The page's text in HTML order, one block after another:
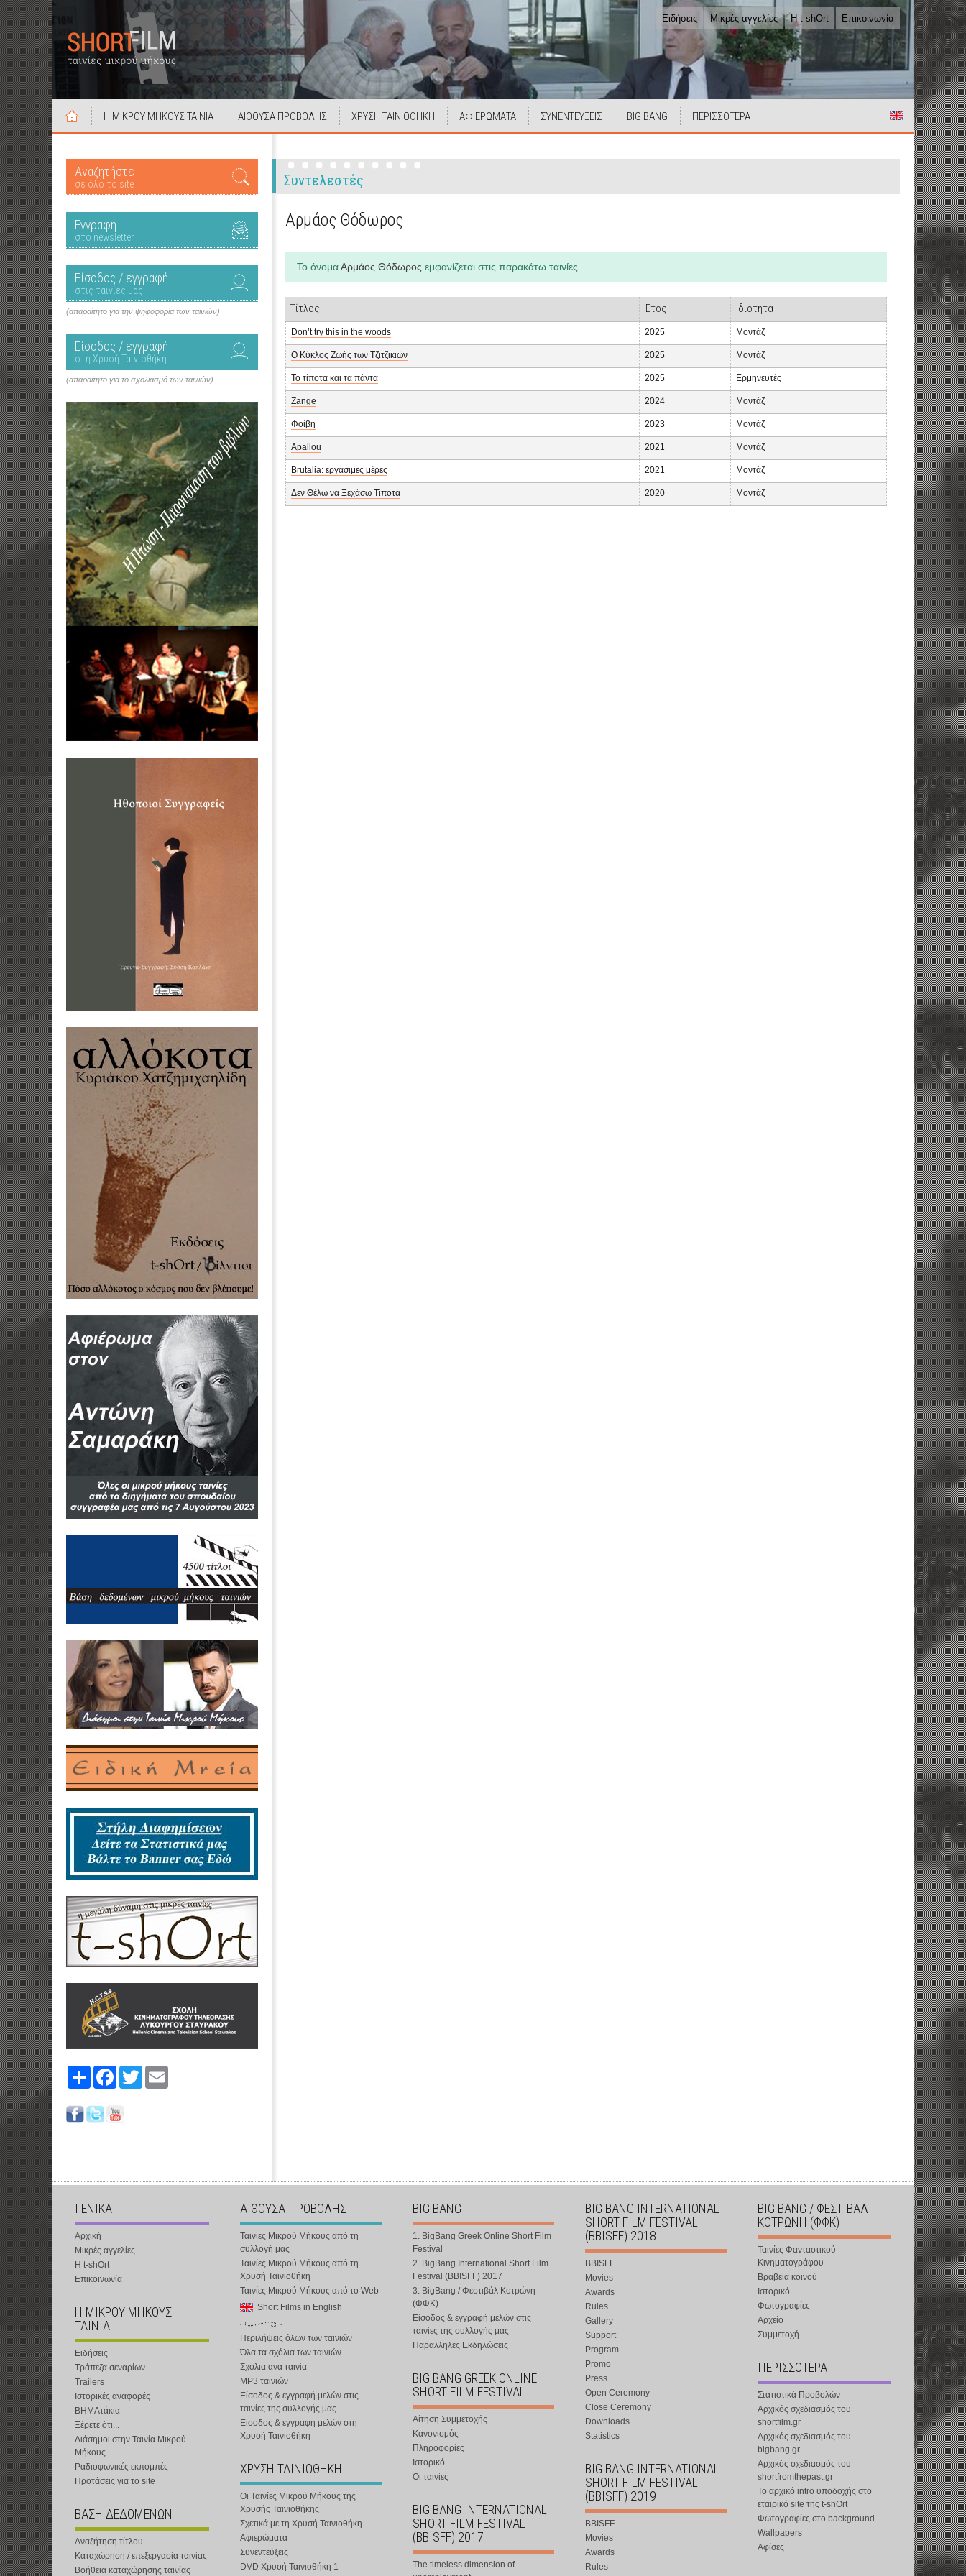
Ειδήσεις Μικρές αγγελίες Η t-shOrt Επικοινωνία
Η ΜΙΚΡΟΥ ΜΗΚΟΥΣ ΤΑΙΝΙΑ ΑΙΘΟΥΣΑ ΠΡΟΒΟΛΗΣ ΧΡΥΣΗ ΤΑΙΝΙΟΘΗΚΗ ΑΦΙΕΡΩΜΑΤΑ ΣΥΝΕΝΤΕΥΞΕΙΣ BIG BANG ΠΕΡΙΣΣΟΤΕΡΑ
Αναζητήστε
σε όλο το site
Εγγραφή
στο newsletter
Είσοδος / εγγραφή
στις ταινίες μας
(απαραίτητο για την ψηφοφορία των ταινιών)
Είσοδος / εγγραφή
στη Χρυσή Ταινιοθήκη
(απαραίτητο για το σχολιασμό των ταινιών)
Share FacebookTwitter
Συντελεστές
Αρμάος Θόδωρος
Το όνομαΑρμάος Θόδωρος εμφανίζεται στις παρακάτω ταινίες
Τίτλος Έτος Ιδιότητα
Don’t try this in the woods 2025 Μοντάζ
Ο Κύκλος Ζωής των Τζιτζικιών 2025 Μοντάζ
Το τίποτα και τα πάντα 2025 Ερμηνευτές
Zange 2024 Μοντάζ
Φοίβη 2023 Μοντάζ
Apallou 2021 Μοντάζ
Brutalia: εργάσιμες μέρες 2021 Μοντάζ
Δεν Θέλω να Ξεχάσω Τίποτα 2020 Μοντάζ
ΓΕΝΙΚΑ
Αρχική
Μικρές αγγελίες
Η t-shOrt
Επικοινωνία
Η ΜΙΚΡΟΥ ΜΗΚΟΥΣ
ΤΑΙΝΙΑ
Ειδήσεις
Τράπεζα σεναρίων
Trailers
Ιστορικές αναφορές
ΒΗΜΑτάκια
Ξέρετε ότι...
Διάσημοι στην Ταινία Μικρού
Μήκους
Ραδιοφωνικές εκπομπές
Προτάσεις για το site
ΒΑΣΗ ΔΕΔΟΜΕΝΩΝ
Αναζήτηση τίτλου
Καταχώρηση / επεξεργασία ταινίας
Βοήθεια καταχώρησης ταινίας
ΑΙΘΟΥΣΑ ΠΡΟΒΟΛΗΣ
Ταινίες Μικρού Μήκους από τη
συλλογή μας
Ταινίες Μικρού Μήκους από τη
Χρυσή Ταινιοθήκη
Ταινίες Μικρού Μήκους από το Web
Short Films in English
Περιλήψεις όλων των ταινιών
Όλα τα σχόλια των ταινιών
Σχόλια ανά ταινία
MP3 ταινιών
Είσοδος & εγγραφή μελών στις
ταινίες της συλλογής μας
Είσοδος & εγγραφή μελών στη
Χρυσή Ταινιοθήκη
ΧΡΥΣΗ ΤΑΙΝΙΟΘΗΚΗ
Οι Ταινίες Μικρού Μήκους της
Χρυσής Ταινιοθήκης
Σχετικά με τη Χρυσή Ταινιοθήκη
Αφιερώματα
Συνεντεύξεις
DVD Χρυσή Ταινιοθήκη 1
BIG BANG
1. BigBang Greek Online Short Film
Festival
2. BigBang International Short Film
Festival (BBISFF) 2017
3. BigBang / Φεστιβάλ Κοτρώνη
(ΦΦΚ)
Είσοδος & εγγραφή μελών στις
ταινίες της συλλογής μας
Παραλληλες Εκδηλώσεις
BIG BANG GREEK ONLINE
SHORT FILM FESTIVAL
Αίτηση Συμμετοχής
Κανονισμός
Πληροφορίες
Ιστορικό
Οι ταινίες
BIG BANG INTERNATIONAL
SHORT FILM FESTIVAL
(BBISFF) 2017
The timeless dimension of
BIG BANG INTERNATIONAL
SHORT FILM FESTIVAL
(BBISFF) 2018
BBISFF
Movies
Awards
Rules
Gallery
Support
Program
Promo
Press
Open Ceremony
Close Ceremony
Downloads
Statistics
BIG BANG INTERNATIONAL
SHORT FILM FESTIVAL
(BBISFF) 2019
BBISFF
Movies
Awards
Rules
BIG BANG / ΦΕΣΤΙΒΑΛ
ΚΟΤΡΩΝΗ (ΦΦΚ)
Ταινίες Φανταστικού
Κινηματογράφου
Βραβεία κοινού
Ιστορικό
Φωτογραφίες
Αρχείο
Συμμετοχή
ΠΕΡΙΣΣΟΤΕΡΑ
Στατιστικά Προβολών
Αρχικός σχεδιασμός του
shortfilm.gr
Αρχικός σχεδιασμός του
bigbang.gr
Αρχικός σχεδιασμός του
shortfromthepast.gr
Το αρχικό intro υποδοχής στο
εταιρικό site της t-shOrt
Φωτογραφίες στο background
Wallpapers
Αφίσες